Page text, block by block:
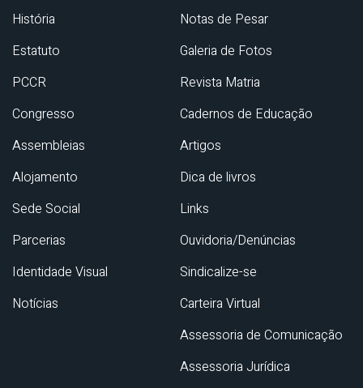
História
Estatuto
PCCR
Congresso
Assembleias
Alojamento
Sede Social
Parcerias
Identidade Visual
Notícias
Notas de Pesar
Galeria de Fotos
Revista Matria
Cadernos de Educação
Artigos
Dica de livros
Links
Ouvidoria/Denúncias
Sindicalize-se
Carteira Virtual
Assessoria de Comunicação
Assessoria Jurídica